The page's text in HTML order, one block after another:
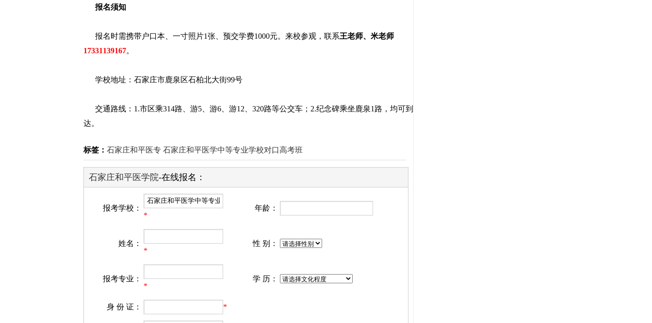
报名须知
报名时需携带户口本、一寸照片1张、预交学费1000元。来校参观，联系王老师、米老师
17331139167。
学校地址：石家庄市鹿泉区石柏北大街99号
交通路线：1.市区乘314路、游5、游6、游12、320路等公交车；2.纪念碑乘坐鹿泉1路，均可到
达。
标签： 石家庄和平医专 石家庄和平医学中等专业学校对口高考班
石家庄和平医学院-在线报名：
报考学校：
*
年龄：
姓名：
*
性 别：
报考专业：
*
学 历：
身 份 证： *